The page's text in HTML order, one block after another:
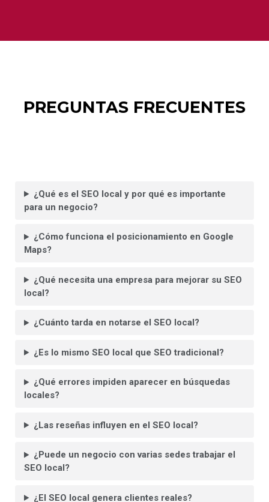
PREGUNTAS FRECUENTES
¿Qué es el SEO local y por qué es importante
para un negocio?
¿Cómo funciona el posicionamiento en Google
Maps?
¿Qué necesita una empresa para mejorar su SEO
local?
¿Cuánto tarda en notarse el SEO local?
¿Es lo mismo SEO local que SEO tradicional?
¿Qué errores impiden aparecer en búsquedas
locales?
¿Las reseñas influyen en el SEO local?
¿Puede un negocio con varias sedes trabajar el
SEO local?
¿El SEO local genera clientes reales?